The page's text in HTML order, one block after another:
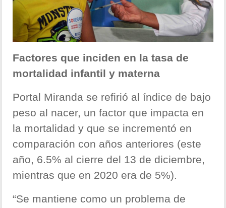
Factores que inciden en la tasa de
mortalidad infantil y materna
Portal Miranda se refirió al índice de bajo
peso al nacer, un factor que impacta en
la mortalidad y que se incrementó en
comparación con años anteriores (este
año, 6.5% al cierre del 13 de diciembre,
mientras que en 2020 era de 5%).
“Se mantiene como un problema de